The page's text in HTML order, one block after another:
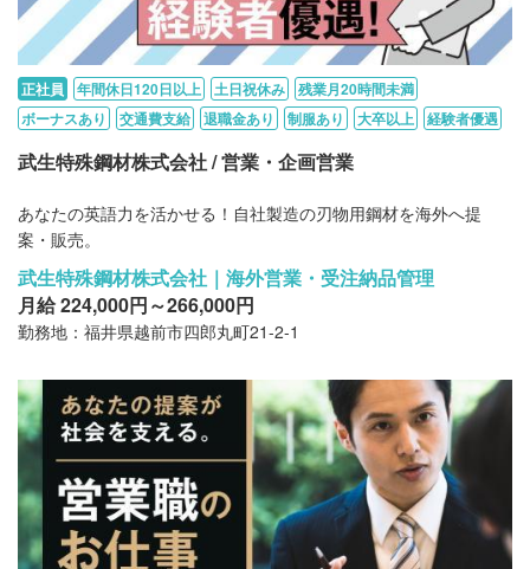
正社員 年間休日120日以上 土日祝休み
残業月20時間未満
ボーナスあり
交通費支給 退職金あり 制服あり 大卒以上 経験者優遇
武生特殊鋼材株式会社 / 営業・企画営業
あなたの英語力を活かせる！自社製造の刃物用鋼材を海外へ提
案・販売。
武生特殊鋼材株式会社｜海外営業・受注納品管理
月給 224,000円～266,000円
勤務地：福井県越前市四郎丸町21-2-1